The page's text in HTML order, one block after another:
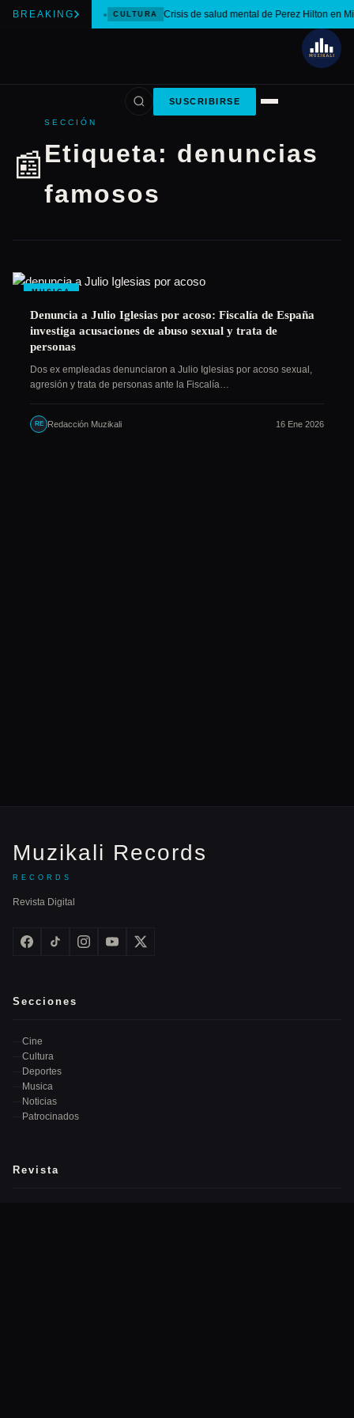
BREAKING CULTURA Crisis de salud mental de Perez Hilton en
SUSCRIBIRSE
📰
SECCIÓN
Etiqueta: denuncias
famosos
MUSICA
Denuncia a Julio Iglesias por acoso: Fiscalía de España
investiga acusaciones de abuso sexual y trata de
personas
Dos ex empleadas denunciaron a Julio Iglesias por acoso sexual,
agresión y trata de personas ante la Fiscalía…
RE Redacción Muzikali 16 Ene 2026
Muzikali Records
RECORDS
Revista Digital
Secciones
Cine
Cultura
Deportes
Musica
Noticias
Patrocinados
Revista